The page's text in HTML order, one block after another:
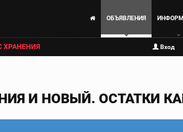
ОБЪЯВЛЕНИЯ
ХРАНЕНИЯ Вход
И НОВЫЙ. ОСТАТКИ